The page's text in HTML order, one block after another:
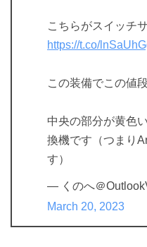
こちらがスイッチ
https://t.co/
この装備でこの値
中央の部分が黄色
換機です（つまり
す）
— くのへ＠
March 20, 2023